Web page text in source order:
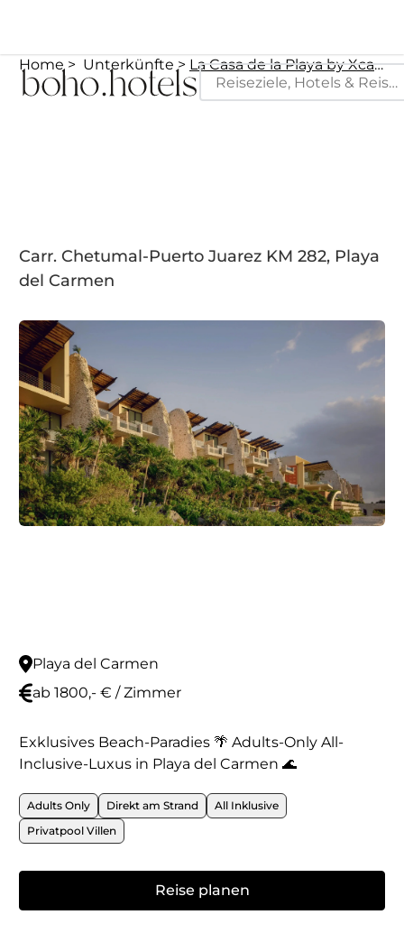
Home Unterkünfte La Casa de la Playa by Xcaret-All Inclusive, Adults Only
Carr. Chetumal-Puerto Juarez KM 282, Playa
del Carmen
Playa del Carmen
ab 1800,- € / Zimmer
Exklusives Beach-Paradies 🌴 Adults-Only All-
Inclusive-Luxus in Playa del Carmen 🌊
Adults Only Direkt am Strand
All Inklusive
Privatpool Villen
Reise planen